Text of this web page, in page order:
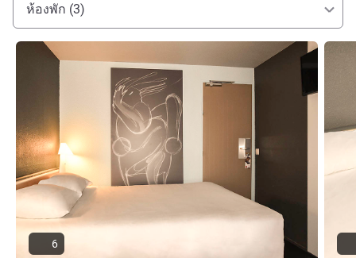
the city center. Make the most of our ideal location to
discover our rich historical heritage or head to the beaches
around 7.5 miles away.
Jerome PLADEC ฝ่ายบริหารโรงแรม
ห้องพัก (3)
ดูรายละเอียด
6
ดูราย